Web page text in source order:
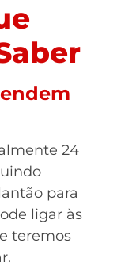
24
para
ligar às
teremos